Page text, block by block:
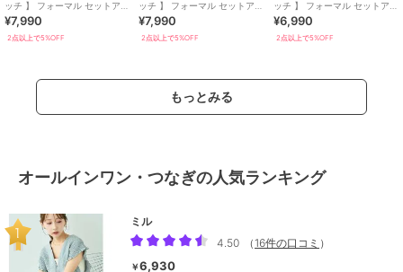
ッチ 】 フォーマル セットアッ
プ 結婚式 S~4L
¥7,990
2点以上で5%OFF
ッチ 】 フォーマル セットアッ
プ 結婚式 S~4L
¥7,990
2点以上で5%OFF
ッチ 】 フォーマル セットアッ
プ 結婚式 S~4L
¥6,990
2点以上で5%OFF
もっとみる
オールインワン・つなぎの人気ランキング
ミル
4.50
（ 16件の口コミ ）
￥6,930